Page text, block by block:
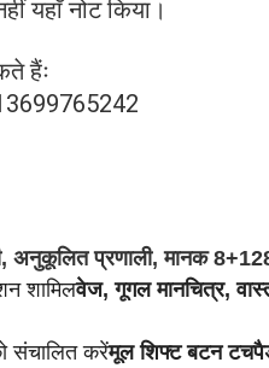
यहाँ नोट किया।
हैंः
अनुकूलित प्रणाली, मानक
शामिलवेज, गूगल मानचित्र,
संचालित करेंमूल शिफ्ट बटन